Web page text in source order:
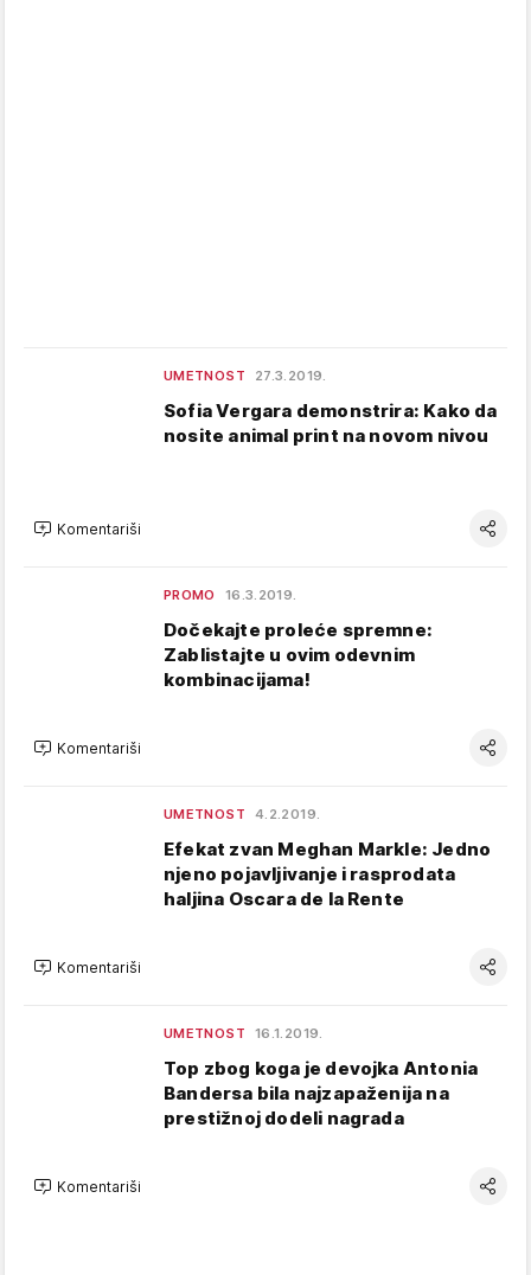
UMETNOST 27.3.2019.
Sofia Vergara demonstrira: Kako da
nosite animal print na novom nivou
Komentariši
PROMO 16.3.2019.
Dočekajte proleće spremne:
Zablistajte u ovim odevnim
kombinacijama!
Komentariši
UMETNOST 4.2.2019.
Efekat zvan Meghan Markle: Jedno
njeno pojavljivanje i rasprodata
haljina Oscara de la Rente
Komentariši
UMETNOST 16.1.2019.
Top zbog koga je devojka Antonia
Bandersa bila najzapaženija na
prestižnoj dodeli nagrada
Komentariši